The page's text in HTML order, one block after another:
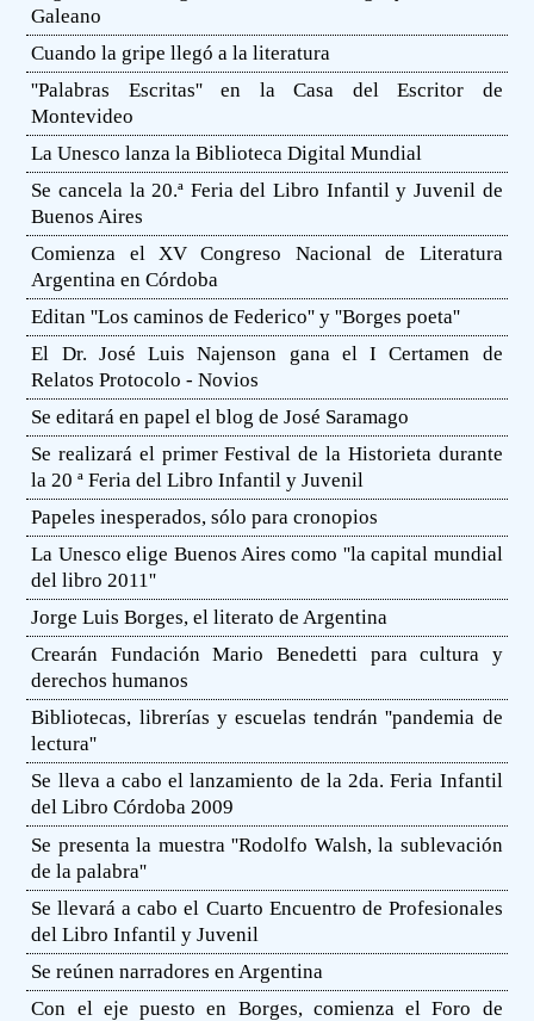
Galeano
Cuando la gripe llegó a la literatura
''Palabras Escritas'' en la Casa del Escritor de
Montevideo
La Unesco lanza la Biblioteca Digital Mundial
Se cancela la 20.ª Feria del Libro Infantil y Juvenil de
Buenos Aires
Comienza el XV Congreso Nacional de Literatura
Argentina en Córdoba
Editan ''Los caminos de Federico'' y ''Borges poeta''
El Dr. José Luis Najenson gana el I Certamen de
Relatos Protocolo - Novios
Se editará en papel el blog de José Saramago
Se realizará el primer Festival de la Historieta durante
la 20 ª Feria del Libro Infantil y Juvenil
Papeles inesperados, sólo para cronopios
La Unesco elige Buenos Aires como ''la capital mundial
del libro 2011''
Jorge Luis Borges, el literato de Argentina
Crearán Fundación Mario Benedetti para cultura y
derechos humanos
Bibliotecas, librerías y escuelas tendrán ''pandemia de
lectura''
Se lleva a cabo el lanzamiento de la 2da. Feria Infantil
del Libro Córdoba 2009
Se presenta la muestra ''Rodolfo Walsh, la sublevación
de la palabra''
Se llevará a cabo el Cuarto Encuentro de Profesionales
del Libro Infantil y Juvenil
Se reúnen narradores en Argentina
Con el eje puesto en Borges, comienza el Foro de